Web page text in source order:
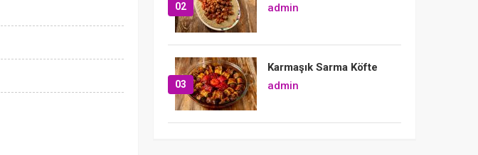
02
admin
03
Karmaşık Sarma Köfte
admin